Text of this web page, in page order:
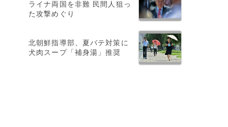
ライナ両国を非難 民間人狙っ
た攻撃めぐり
北朝鮮指導部、夏バテ対策に
犬肉スープ「補身湯」推奨